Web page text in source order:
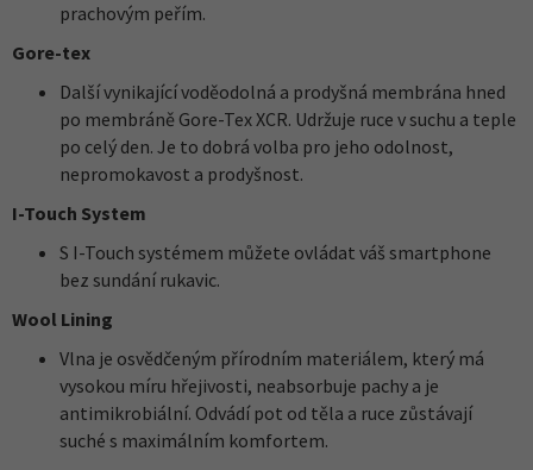
prachovým peřím.
Gore-tex
Další vynikající voděodolná a prodyšná membrána hned
po membráně Gore-Tex XCR. Udržuje ruce v suchu a teple
po celý den. Je to dobrá volba pro jeho odolnost,
nepromokavost a prodyšnost.
I-Touch System
S I-Touch systémem můžete ovládat váš smartphone
bez sundání rukavic.
Wool Lining
Vlna je osvědčeným přírodním materiálem, který má
vysokou míru hřejivosti, neabsorbuje pachy a je
antimikrobiální. Odvádí pot od těla a ruce zůstávají
suché s maximálním komfortem.